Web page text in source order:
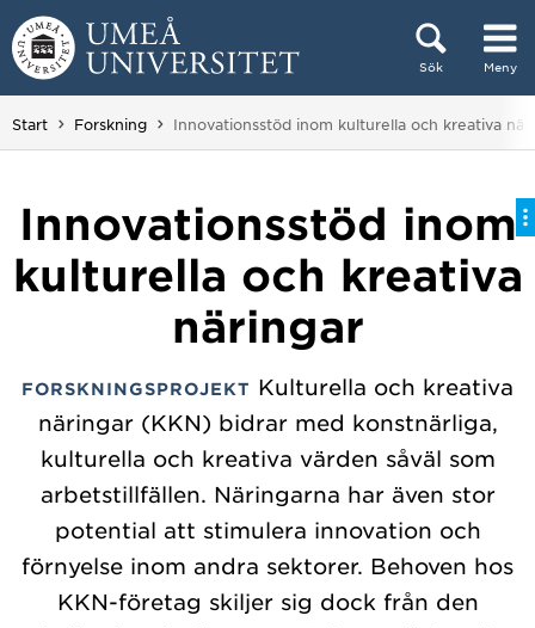
Hoppa direkt till innehållet
Sök Meny
Huvudmenyn dold.
Start Forskning Du är här:
Innovationsstöd inom kulturella och kreativa
Innovationsstöd inom
kulturella och kreativa
näringar
FORSKNINGSPROJEKT Kulturella och kreativa
näringar (KKN) bidrar med konstnärliga,
kulturella och kreativa värden såväl som
arbetstillfällen. Näringarna har även stor
potential att stimulera innovation och
förnyelse inom andra sektorer. Behoven hos
KKN-företag skiljer sig dock från den